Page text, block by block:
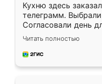
Кухню здесь
телеграмм.
Согласовали день
недели кухня была
довольны работой.
мебель за
Читать полностью